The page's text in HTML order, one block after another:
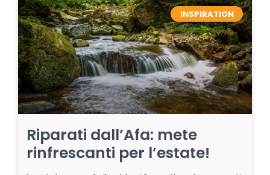
INSPIRATION
Riparati dall’Afa: mete
rinfrescanti per l’estate!